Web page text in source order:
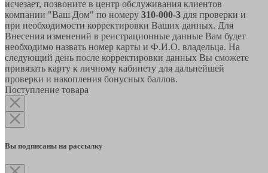
исчезает, позвоните в центр обслуживания клиентов
компании "Ваш Дом" по номеру 310-000-3 для проверки и
при необходимости корректировки Ваших данных. Для
Внесения изменений в реистрационные данные Вам будет
необходимо назвать номер карты и Ф.И.О. владельца. На
следующий день после корректировки данных Вы сможете
привязать карту к личному кабинету для дальнейшей
проверки и накопления бонусных баллов.
Поступление товара
Вы подписаны на рассылку